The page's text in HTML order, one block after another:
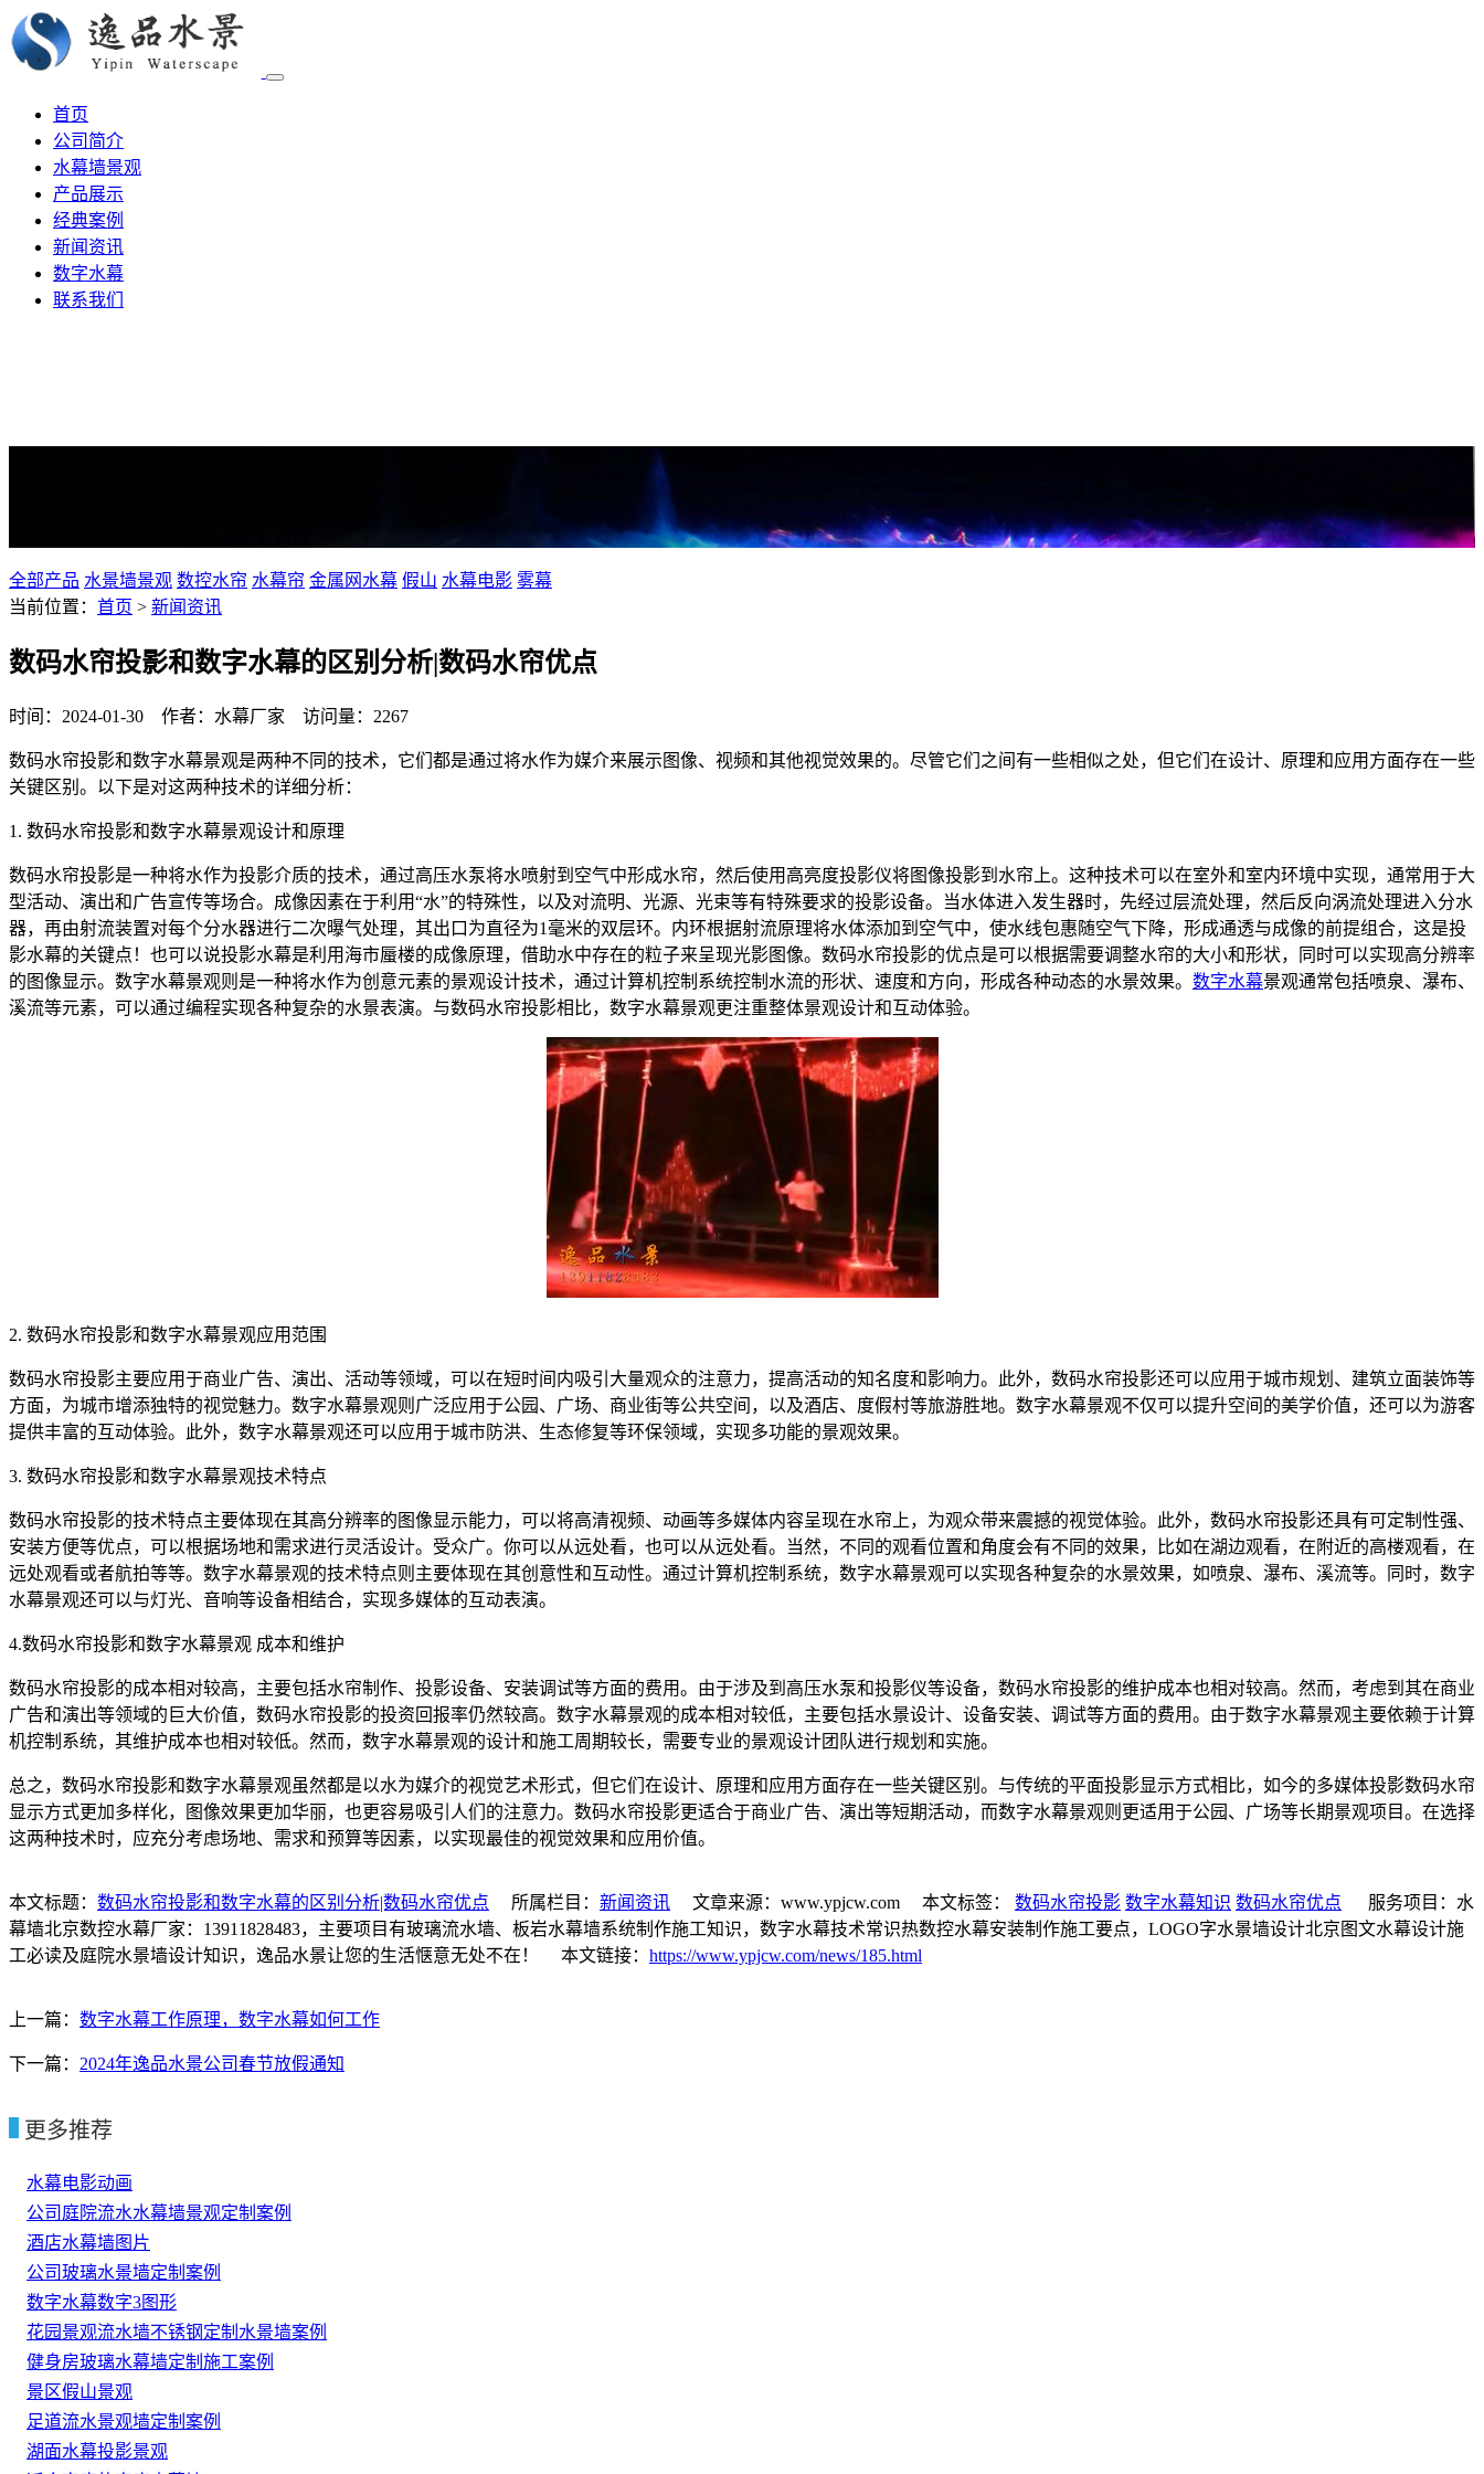
首页
公司简介
水幕墙景观
产品展示
经典案例
新闻资讯
数字水幕
联系我们
全部产品 水景墙景观 数控水帘 水幕帘 金属网水幕 假山 水幕电影 雾幕
当前位置： 首页 > 新闻资讯
数码水帘投影和数字水幕的区别分析|数码水帘优点
时间：2024-01-30 作者：水幕厂家 访问量：2267
数码水帘投影和数字水幕景观是两种不同的技术，它们都是通过将水作为媒介来展示图像、视频和其他视觉效果的。尽管它们之间有一些相似之处，但它们在设计、原理和应用方面存在一些
关键区别。以下是对这两种技术的详细分析：
1. 数码水帘投影和数字水幕景观设计和原理
数码水帘投影是一种将水作为投影介质的技术，通过高压水泵将水喷射到空气中形成水帘，然后使用高亮度投影仪将图像投影到水帘上。这种技术可以在室外和室内环境中实现，通常用于大
型活动、演出和广告宣传等场合。成像因素在于利用“水”的特殊性，以及对流明、光源、光束等有特殊要求的投影设备。当水体进入发生器时，先经过层流处理，然后反向涡流处理进入分水
器，再由射流装置对每个分水器进行二次曝气处理，其出口为直径为1毫米的双层环。内环根据射流原理将水体添加到空气中，使水线包惠随空气下降，形成通透与成像的前提组合，这是投
影水幕的关键点！也可以说投影水幕是利用海市蜃楼的成像原理，借助水中存在的粒子来呈现光影图像。数码水帘投影的优点是可以根据需要调整水帘的大小和形状，同时可以实现高分辨率
的图像显示。数字水幕景观则是一种将水作为创意元素的景观设计技术，通过计算机控制系统控制水流的形状、速度和方向，形成各种动态的水景效果。 数字水幕景观通常包括喷泉、瀑布、
溪流等元素，可以通过编程实现各种复杂的水景表演。与数码水帘投影相比，数字水幕景观更注重整体景观设计和互动体验。
2. 数码水帘投影和数字水幕景观应用范围
数码水帘投影主要应用于商业广告、演出、活动等领域，可以在短时间内吸引大量观众的注意力，提高活动的知名度和影响力。此外，数码水帘投影还可以应用于城市规划、建筑立面装饰等
方面，为城市增添独特的视觉魅力。数字水幕景观则广泛应用于公园、广场、商业街等公共空间，以及酒店、度假村等旅游胜地。数字水幕景观不仅可以提升空间的美学价值，还可以为游客
提供丰富的互动体验。此外，数字水幕景观还可以应用于城市防洪、生态修复等环保领域，实现多功能的景观效果。
3. 数码水帘投影和数字水幕景观技术特点
数码水帘投影的技术特点主要体现在其高分辨率的图像显示能力，可以将高清视频、动画等多媒体内容呈现在水帘上，为观众带来震撼的视觉体验。此外，数码水帘投影还具有可定制性强、
安装方便等优点，可以根据场地和需求进行灵活设计。受众广。你可以从远处看，也可以从远处看。当然，不同的观看位置和角度会有不同的效果，比如在湖边观看，在附近的高楼观看，在
远处观看或者航拍等等。数字水幕景观的技术特点则主要体现在其创意性和互动性。通过计算机控制系统，数字水幕景观可以实现各种复杂的水景效果，如喷泉、瀑布、溪流等。同时，数字
水幕景观还可以与灯光、音响等设备相结合，实现多媒体的互动表演。
4.数码水帘投影和数字水幕景观 成本和维护
数码水帘投影的成本相对较高，主要包括水帘制作、投影设备、安装调试等方面的费用。由于涉及到高压水泵和投影仪等设备，数码水帘投影的维护成本也相对较高。然而，考虑到其在商业
广告和演出等领域的巨大价值，数码水帘投影的投资回报率仍然较高。数字水幕景观的成本相对较低，主要包括水景设计、设备安装、调试等方面的费用。由于数字水幕景观主要依赖于计算
机控制系统，其维护成本也相对较低。然而，数字水幕景观的设计和施工周期较长，需要专业的景观设计团队进行规划和实施。
总之，数码水帘投影和数字水幕景观虽然都是以水为媒介的视觉艺术形式，但它们在设计、原理和应用方面存在一些关键区别。与传统的平面投影显示方式相比，如今的多媒体投影数码水帘
显示方式更加多样化，图像效果更加华丽，也更容易吸引人们的注意力。数码水帘投影更适合于商业广告、演出等短期活动，而数字水幕景观则更适用于公园、广场等长期景观项目。在选择
这两种技术时，应充分考虑场地、需求和预算等因素，以实现最佳的视觉效果和应用价值。
本文标题： 数码水帘投影和数字水幕的区别分析|数码水帘优点 所属栏目： 新闻资讯 文章来源：www.ypjcw.com 本文标签： 数码水帘投影 数字水幕知识 数码水帘优点 服务项目：水
幕墙北京数控水幕厂家：13911828483，主要项目有玻璃流水墙、板岩水幕墙系统制作施工知识，数字水幕技术常识热数控水幕安装制作施工要点，LOGO字水景墙设计北京图文水幕设计施
工必读及庭院水景墙设计知识，逸品水景让您的生活惬意无处不在！ 本文链接： https://www.ypjcw.com/news/185.html
上一篇： 数字水幕工作原理，数字水幕如何工作
下一篇： 2024年逸品水景公司春节放假通知
更多推荐
水幕电影动画
公司庭院流水水幕墙景观定制案例
酒店水幕墙图片
公司玻璃水景墙定制案例
数字水幕数字3图形
花园景观流水墙不锈钢定制水景墙案例
健身房玻璃水幕墙定制施工案例
景区假山景观
足道流水景观墙定制案例
湖面水幕投影景观